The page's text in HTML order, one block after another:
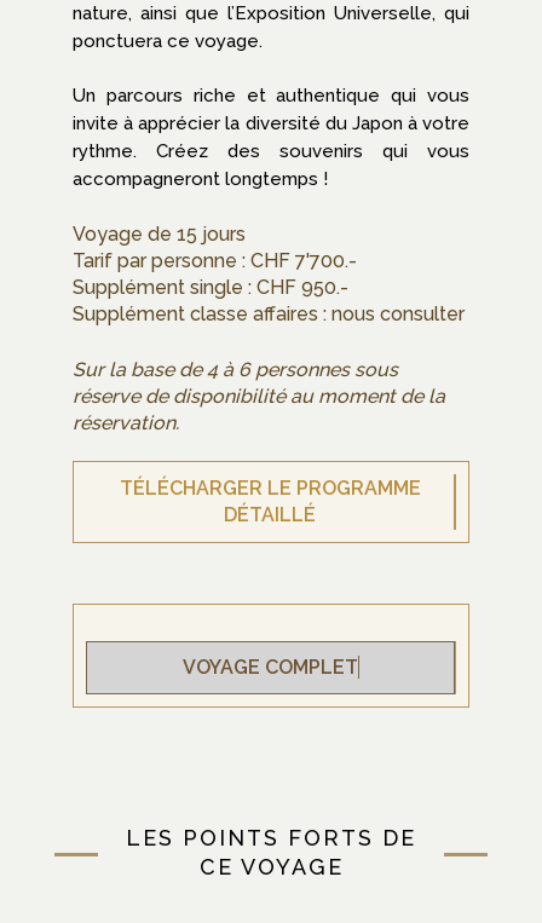
nature, ainsi que l’Exposition Universelle, qui
ponctuera ce voyage.
Un parcours riche et authentique qui vous
invite à apprécier la diversité du Japon à votre
rythme. Créez des souvenirs qui vous
accompagneront longtemps !
Voyage de 15 jours
Tarif par personne : CHF 7'700.-
Supplément single : CHF 950.-
Supplément classe affaires : nous consulter
Sur la base de 4 à 6 personnes sous
réserve de disponibilité au moment de la
réservation.
TÉLÉCHARGER LE PROGRAMME
DÉTAILLÉ
VOYAGE COMPLET
LES POINTS FORTS DE
CE VOYAGE